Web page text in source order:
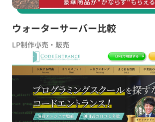
ウォーターサーバー比較
LP制作小売・販売